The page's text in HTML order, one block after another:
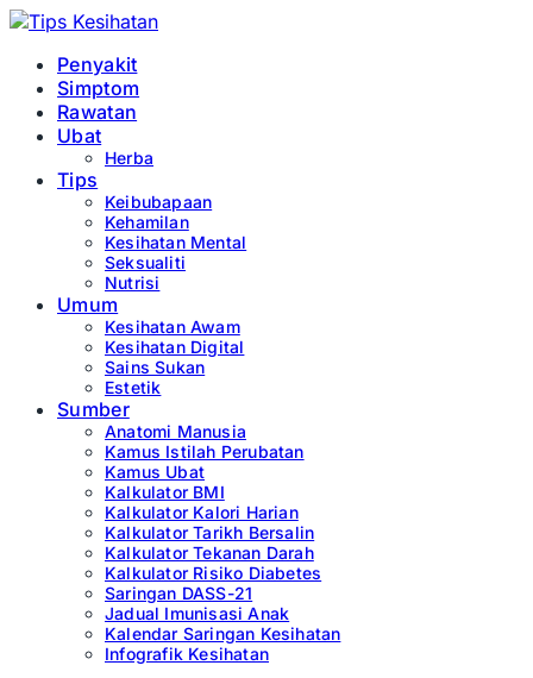
Penyakit
Simptom
Rawatan
Ubat
Herba
Tips
Keibubapaan
Kehamilan
Kesihatan Mental
Seksualiti
Nutrisi
Umum
Kesihatan Awam
Kesihatan Digital
Sains Sukan
Estetik
Sumber
Anatomi Manusia
Kamus Istilah Perubatan
Kamus Ubat
Kalkulator BMI
Kalkulator Kalori Harian
Kalkulator Tarikh Bersalin
Kalkulator Tekanan Darah
Kalkulator Risiko Diabetes
Saringan DASS-21
Jadual Imunisasi Anak
Kalendar Saringan Kesihatan
Infografik Kesihatan